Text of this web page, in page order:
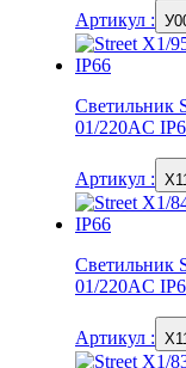
Артикул :
Светильник
01/220AC
Артикул :
Светильник
01/220AC
Артикул :